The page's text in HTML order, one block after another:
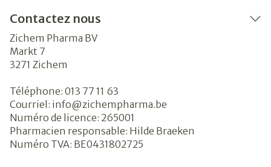
Contactez nous
Zichem Pharma BV
Markt 7
3271 Zichem
Téléphone: 013 77 11 63
Courriel: info@zichempharma.be
Numéro de licence: 265001
Pharmacien responsable: Hilde Braeken
Numéro TVA: BE0431802725